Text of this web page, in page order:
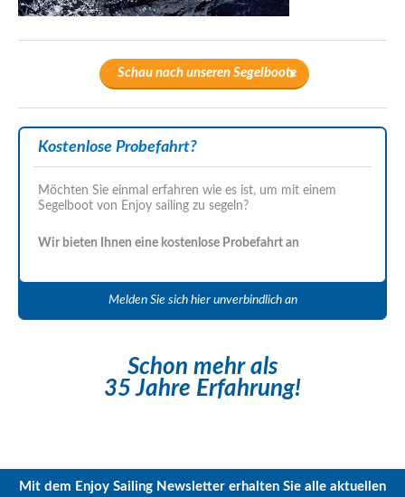
Schau nach unseren Segelboote
Kostenlose Probefahrt?
Möchten Sie einmal erfahren wie es ist, um mit einem
Segelboot von Enjoy sailing zu segeln?
Wir bieten Ihnen eine kostenlose Probefahrt an
Melden Sie sich hier unverbindlich an
Schon mehr als
35 Jahre Erfahrung!
Mit dem Enjoy Sailing Newsletter erhalten Sie alle aktuellen